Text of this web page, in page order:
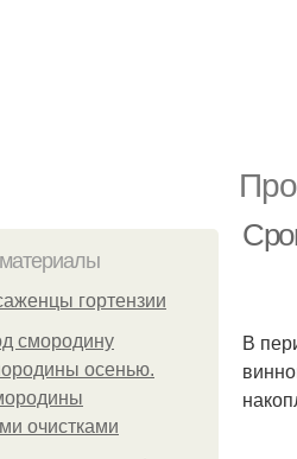
гортензии
смородину
осенью.
очистками
В